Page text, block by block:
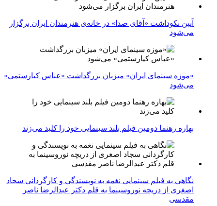
آیین نکوداشت «آقای صدا» در خانه‌ی هنرمندان ایران برگزار
می‌شود
«موزه سینمای ایران» میزبان بزرگداشت «عباس کیارستمی»
می‌شود
بهاره رهنما دومین فیلم بلند سینمایی خود را کلید می‌زند
نگاهی به فیلم سینمایی نغمه به نویسندگی و کارگردانی سجاد
اصغری از دریچه نوروسینما به قلم دکتر عبدالرضا ناصر
مقدسی